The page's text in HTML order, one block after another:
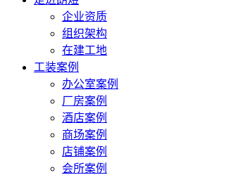
企业资质
组织架构
在建工地
工装案例
办公室案例
厂房案例
酒店案例
商场案例
店铺案例
会所案例